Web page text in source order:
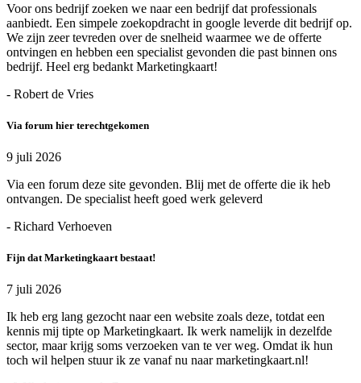
Voor ons bedrijf zoeken we naar een bedrijf dat professionals
aanbiedt. Een simpele zoekopdracht in google leverde dit bedrijf op.
We zijn zeer tevreden over de snelheid waarmee we de offerte
ontvingen en hebben een specialist gevonden die past binnen ons
bedrijf. Heel erg bedankt Marketingkaart!
- Robert de Vries
Via forum hier terechtgekomen
9 juli 2026
Via een forum deze site gevonden. Blij met de offerte die ik heb
ontvangen. De specialist heeft goed werk geleverd
- Richard Verhoeven
Fijn dat Marketingkaart bestaat!
7 juli 2026
Ik heb erg lang gezocht naar een website zoals deze, totdat een
kennis mij tipte op Marketingkaart. Ik werk namelijk in dezelfde
sector, maar krijg soms verzoeken van te ver weg. Omdat ik hun
toch wil helpen stuur ik ze vanaf nu naar marketingkaart.nl!